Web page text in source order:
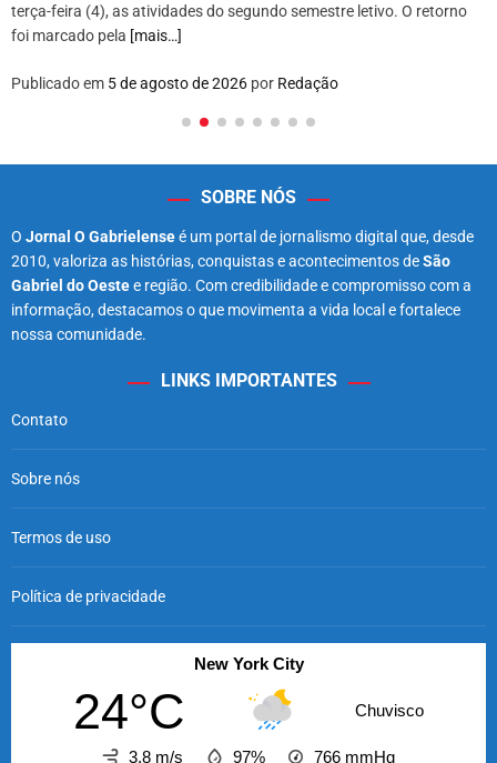
terça-feira (4), as atividades do segundo semestre letivo. O retorno
foi marcado pela [mais…]
Publicado em 5 de agosto de 2026 por Redação
SOBRE NÓS
O Jornal O Gabrielenseé um portal de jornalismo digital que, desde
2010, valoriza as histórias, conquistas e acontecimentos deSão
Gabriel do Oestee região. Com credibilidade e compromisso com a
informação, destacamos o que movimenta a vida local e fortalece
nossa comunidade.
LINKS IMPORTANTES
Contato
Sobre nós
Termos de uso
Política de privacidade
New York City
24°C Chuvisco
3.8 m/s 97% 766 mmHg